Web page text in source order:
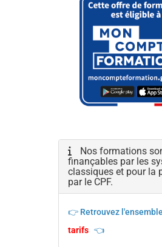
Nos formations
finançables par les
classiques et pour la
par le CPF.
👉 Retrouvez
tarifs 👈